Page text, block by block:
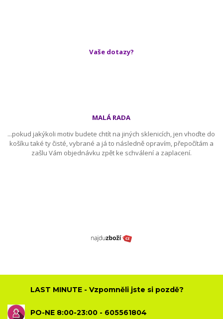
Vaše dotazy?
MALÁ RADA
...pokud jakýkoli motiv budete chtít na jiných sklenicích, jen vhoďte do
košíku také ty čisté, vybrané a já to následně opravím, přepočítám a
zašlu Vám objednávku zpět ke schválení a zaplacení.
LAST MINUTE - Vzpomněli jste si pozdě?
PO-NE 8:00-23:00 - 605561804